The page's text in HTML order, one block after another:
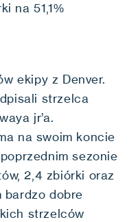
na 51,1%
ekipy z Denver.
strzelca
jr’a.
na swoim koncie
sezonie
2,4 zbiórki oraz
bardzo dobre
strzelców